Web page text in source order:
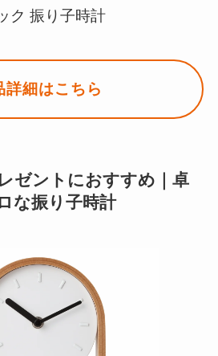
ク 振り子時計
詳細はこちら
ゼントにおすすめ｜卓
な振り子時計